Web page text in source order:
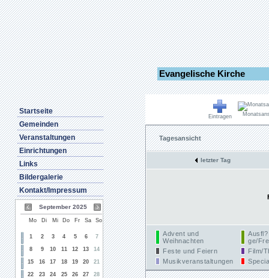
Evangelische Kirche
Startseite
Gemeinden
Veranstaltungen
Einrichtungen
Links
Bildergalerie
Kontakt/Impressum
September 2025
Mo Di Mi Do Fr Sa So
1 2 3 4 5 6 7
8 9 10 11 12 13 14
15 16 17 18 19 20 21
22 23 24 25 26 27 28
Eintragen
Tagesansicht
letzter Tag
Advent und
Weihnachten
Ausfl?
ge/
Feste und Feiern
Film/
Musikveranstaltungen